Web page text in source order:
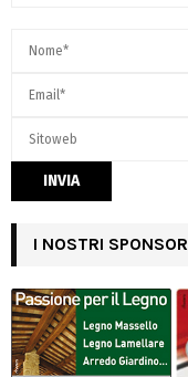
I NOSTRI SPONSOR